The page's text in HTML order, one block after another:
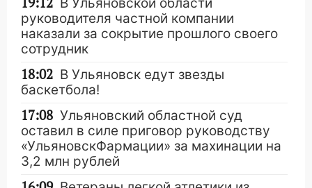
руководителя частной компании
наказали за сокрытие прошлого своего
сотрудник
18:02 В Ульяновск едут звезды
баскетбола!
17:08 Ульяновский областной суд
оставил в силе приговор руководству
«УльяновскФармации» за махинации на
3,2 млн рублей